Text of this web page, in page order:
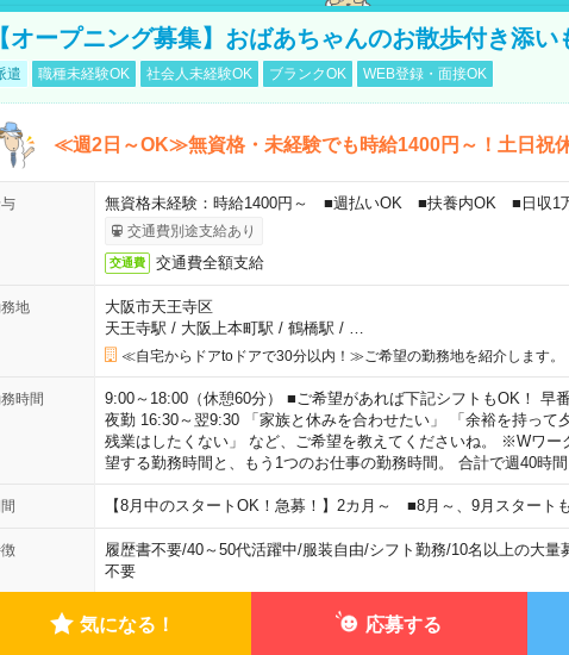
【オープニング募集】おばあちゃんのお散歩付き添い
遣 職種未経験OK 社会人未経験OK ブランクOK WEB登録・面接OK
≪週2日～OK≫無資格・未経験でも時給1400円～！土日祝休
無資格未経験：時給1400円～ ■週払いOK ■扶養内OK ■日収1
交通費別途支給あり
交通費 交通費全額支給
地
大阪市天王寺区
天王寺駅 / 大阪上本町駅 / 鶴橋駅 /
≪自宅からドアtoドアで30分以内！≫ご希望の勤務地を紹介します。
時間
9:00～18:00（休憩60分） ■ご希望があれば下記シフトもOK！ 早
夜勤 16:30～翌9:30 「家族と休みを合わせたい」 「余裕を持って
残業はしたくない」 など、ご希望を教えてくださいね。 ※Wワー
望する勤務時間と、もう1つのお仕事の勤務時間。 合計で週40時
【8月中のスタートOK！急募！】2カ月～ ■8月～、9月スタート
履歴書不要/40～50代活躍中/服装自由/シフト勤務/10名以上の大量
不要
気になる！ 応募する